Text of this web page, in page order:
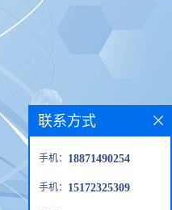
联系方式
手机： 18871490254
手机： 15172325309